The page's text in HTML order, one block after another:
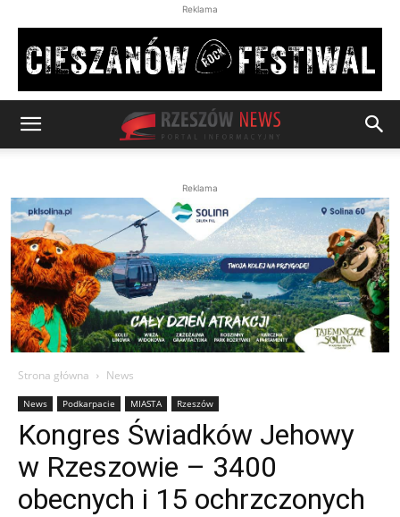
Reklama
Reklama
Strona główna News
News Podkarpacie MIASTA Rzeszów
Kongres Świadków Jehowy
w Rzeszowie – 3400
obecnych i 15 ochrzczonych